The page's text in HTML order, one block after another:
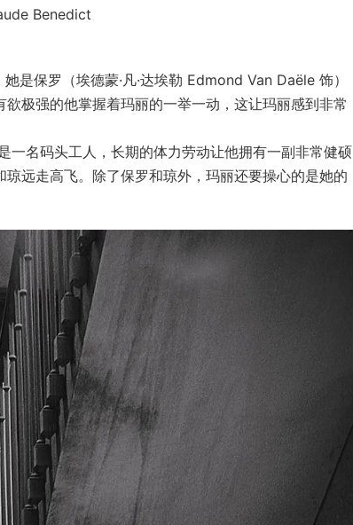
Benedict
是保罗（埃德蒙·凡·达埃勒 Edmond Van Daële 饰）
极强的他掌握着玛丽的一举一动，这让玛丽感到非常
名码头工人，长期的体力劳动让他拥有一副非常健硕
远走高飞。除了保罗和琼外，玛丽还要操心的是她的